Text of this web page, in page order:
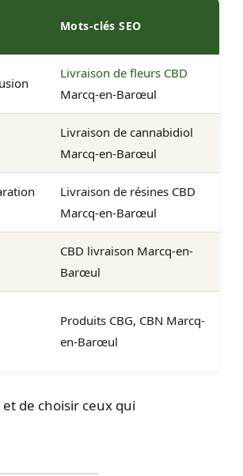
Mots-clés SEO
Livraison de fleurs CBD
Marcq-en-Barœul
Livraison de cannabidiol
Marcq-en-Barœul
Livraison de résines CBD
Marcq-en-Barœul
CBD livraison Marcq-en-
Barœul
Produits CBG, CBN Marcq-
en-Barœul
de choisir ceux qui